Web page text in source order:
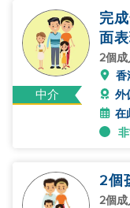
中介
完
面
2個成
香
外
在
2個
2個成